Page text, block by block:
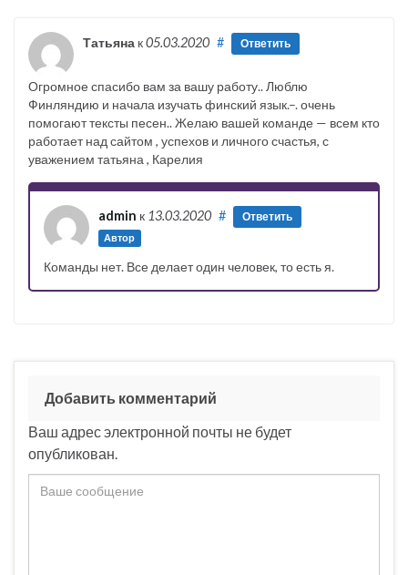
Татьяна к05.03.2020 # Ответить
Огромное спасибо вам за вашу работу.. Люблю
Финляндию и начала изучать финский язык.–. очень
помогают тексты песен.. Желаю вашей команде — всем кто
работает над сайтом , успехов и личного счастья, с
уважением татьяна , Карелия
admin к 13.03.2020
Автор
# Ответить
Команды нет. Все делает один человек, то есть я.
Добавить комментарий
Ваш адрес электронной почты не будет
опубликован.